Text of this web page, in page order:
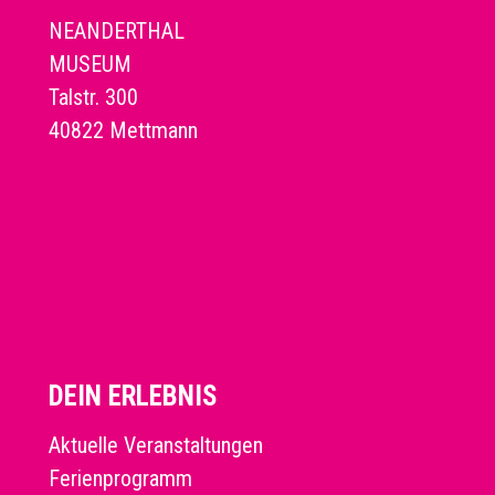
NEANDERTHAL
MUSEUM
Talstr. 300
40822 Mettmann
DEIN ERLEBNIS
Aktuelle Veranstaltungen
Ferienprogramm